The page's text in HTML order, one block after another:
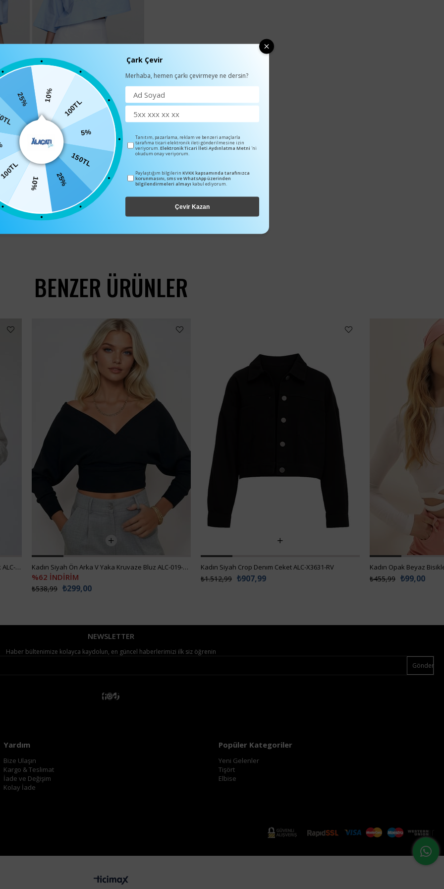
BENZER ÜRÜNLER
Kadın Beyaz Güpür Dokuma Premıum Gömlek ALC-X4366 Kadın Siyah Ön Arka V Yaka Kruvaze Bluz ALC-019-053-BLZ
%62 İNDİRİM
₺299,00
₺538,99
Kadın Siyah Crop Denım Ceket ALC-X3631-RV
₺907,99
₺1.512,99 ₺99,00
₺455,99
NEWSLETTER
Haber bültenimize kolayca kaydolun, en güncel haberlerimizi ilk siz öğrenin
Gönder
Yardım
Bize Ulaşın
Kargo & Teslimat
İade ve Değişim
Kolay İade
Popüler Kategoriler
Yeni Gelenler
Tişört
Elbise
10%
100TL
5%
150TL
25%
10%
25%
Çark Çevir
Merhaba, hemen çarkı çevirmeye ne dersin?
Tanıtım, pazarlama, reklam ve benzeri amaçlarla
tarafıma ticari elektronik ileti gönderilmesine izin
veriyorum. Elektronik Ticari İleti Aydınlatma Metni 'ni
okudum onay veriyorum.
Paylaştığım bilgilerin KVKK kapsamında tarafınızca
korunmasını, sms ve WhatsApp üzerinden
bilgilendirmeleri almayı kabul ediyorum.
Çevir Kazan